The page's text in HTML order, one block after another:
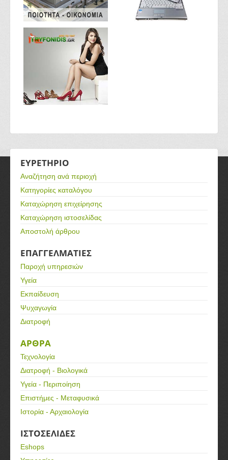
ΕΥΡΕΤΗΡΙΟ
Αναζήτηση ανά περιοχή
Κατηγορίες καταλόγου
Καταχώρηση επιχείρησης
Καταχώρηση ιστοσελίδας
Αποστολή άρθρου
ΕΠΑΓΓΕΛΜΑΤΙΕΣ
Παροχή υπηρεσιών
Υγεία
Εκπαίδευση
Ψυχαγωγία
Διατροφή
ΑΡΘΡΑ
Τεχνολογία
Διατροφή - Βιολογικά
Υγεία - Περιποίηση
Επιστήμες - Μεταφυσικά
Ιστορία - Αρχαιολογία
ΙΣΤΟΣΕΛΙΔΕΣ
Eshops